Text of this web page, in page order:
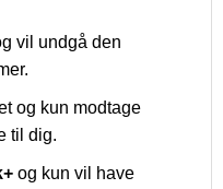
vil undgå den
og kun modtage
til dig.
og kun vil have